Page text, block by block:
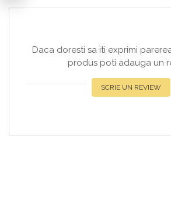
Daca doresti sa iti exprimi
produs poti adauga un
SCRIE UN REVIEW